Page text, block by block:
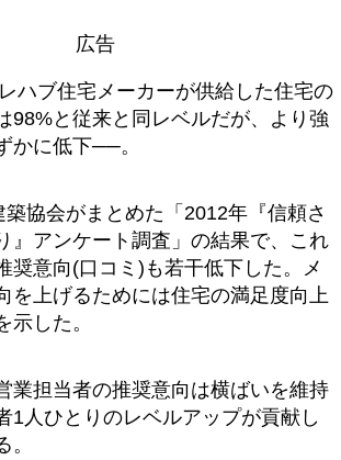
広告
ハブ住宅メーカーが供給した住宅の
98%と従来と同レベルだが、より強
かに低下──。
協会がまとめた「2012年『信頼さ
』アンケート調査」の結果で、これ
奨意向(口コミ)も若干低下した。メ
を上げるためには住宅の満足度向上
示した。
業担当者の推奨意向は横ばいを維持
1人ひとりのレベルアップが貢献し